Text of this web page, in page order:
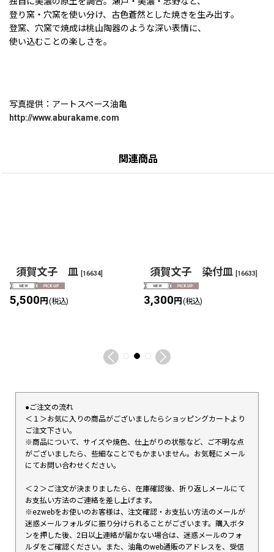
登り窯・穴窯を使い分け、古色蒼然とした焼きを生み出す。
登窯、穴窯で焼成は桃山陶器のような深い表情に、
使い込むことの楽しさを。
写真提供：アートスペース油亀
http://www.aburakame.com
関連商品
須賀文子 皿 [16634]
5,500円 (税込)
須賀文子 染付皿 [16633]
3,300円 (税込)
●ご注文の流れ
＜１＞お気に入りの商品がございましたらショッピングカートより
ご注文下さい。
※商品について、サイズや焼色、仕上がりの状態など、ご不明な点
がございましたら、些細なことでもかまいません。お気軽にメール
にてお問い合わせください。
＜２＞ご注文が決まりましたら、在庫確認後、折り返しメールにて
お支払い方法のご連絡を差し上げます。
※ezwebをお使いのお客様は、注文確認・お支払い方法のメールが
迷惑メールフォルダに振り分けられることがございます。購入ボタ
ンを押した後、2日以上連絡が届かない場合は、迷惑メールのフォ
ルダをご確認ください。また、油亀のweb通販のアドレスを、受信